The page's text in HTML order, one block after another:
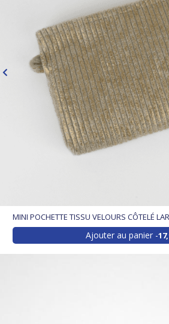
MINI POCHETTE TISSU VELOURS CÔTELÉ
Ajouter au panier